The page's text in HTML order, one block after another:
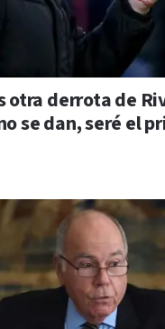
otra derrota de
se dan, seré el